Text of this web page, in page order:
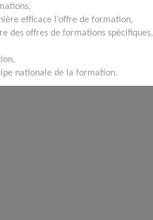
efficace l’offre de formation,
des offres de formations spécifiques,
nationale de la formation.